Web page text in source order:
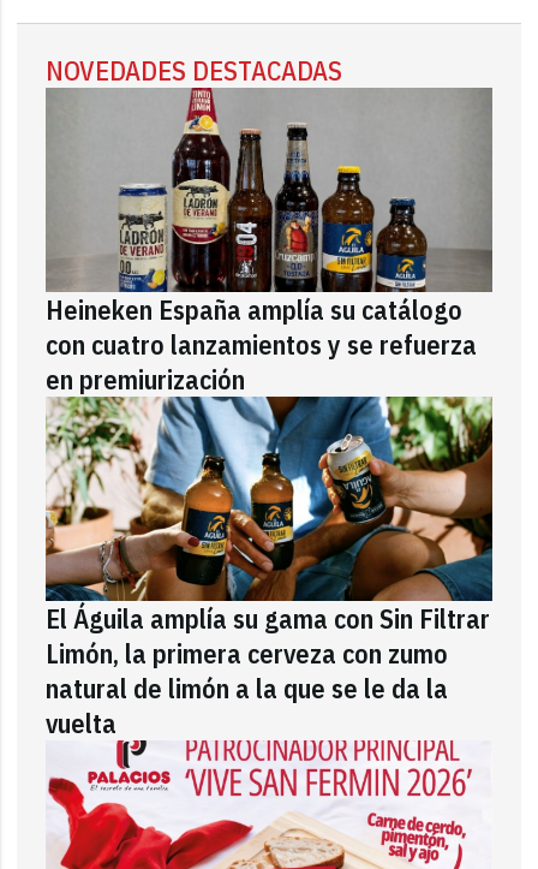
NOVEDADES DESTACADAS
Heineken España amplía su catálogo
con cuatro lanzamientos y se refuerza
en premiurización
El Águila amplía su gama con Sin Filtrar
Limón, la primera cerveza con zumo
natural de limón a la que se le da la
vuelta